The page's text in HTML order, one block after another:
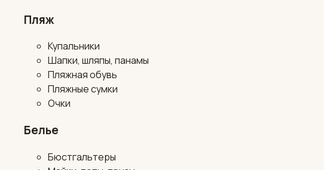
Пляж
Купальники
Шапки, шляпы, панамы
Пляжная обувь
Пляжные сумки
Очки
Белье
Бюстгальтеры